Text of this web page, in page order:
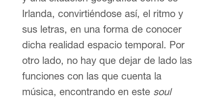
Irlanda, convirtiéndose así, el ritmo y
sus letras, en una forma de conocer
dicha realidad espacio temporal. Por
otro lado, no hay que dejar de lado las
funciones con las que cuenta la
música, encontrando en este soul